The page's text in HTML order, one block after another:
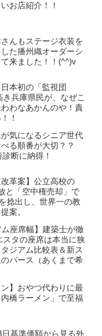
お店紹介！！
さんもステージ衣装を
た播州織オーダーシ
来ました！！(^^)v
日本初の「監視団
き兵庫県民が、なぜこ
わなあかんのや！責
！
気になるシニア世代
る順番が大切？？
断に納得！
改革案】公立高校の
と「空中権売却」で
捻出し、世界一の教
案。
ム座席幅】建築士が徹
スタの座席は本当に狭
ジアム比較表＆新ス
パース（あくまで希
ン】おやつ代わりに最
橋ラーメン」で至福
日基準価額から見る外